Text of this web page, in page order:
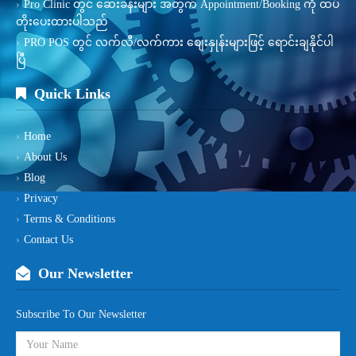
Pro Clinic တွင် ဆေးခန်းများ အတွက် Appointment/Booking ကို ထပ်
တိုးပေးထားပါသည်
PRO POS တွင် လက်လီ/လက်ကား စျေးနှုန်းများဖြင့် ရောင်းချနိုင်ပါ
ပြီ
Quick Links
Home
About Us
Blog
Privacy
Terms & Conditions
Contact Us
Our Newsletter
Subscribe To Our Newsletter